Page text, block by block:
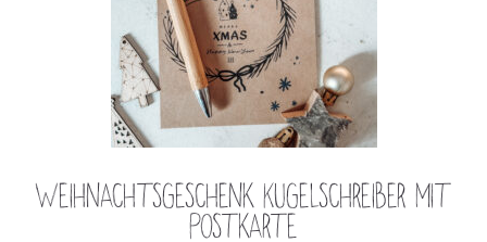
Weihnachtsgeschenk Kugelschreiber mit
Postkarte